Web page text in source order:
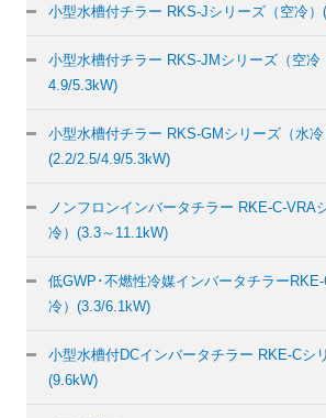
小型水槽付チラー RKS-Jシリーズ（空冷）
小型水槽付チラー RKS-JMシリーズ（空冷
4.9/5.3kW)
小型水槽付チラー RKS-GMシリーズ（水冷
(2.2/2.5/4.9/5.3kW)
ノンフロンインバータチラー RKE-C-VRA
冷） (3.3～11.1kW)
低GWP･不燃性冷媒インバータチラー
冷） (3.3/6.1kW)
小型水槽付DCインバータチラー RKE-Cシ
(9.6kW)